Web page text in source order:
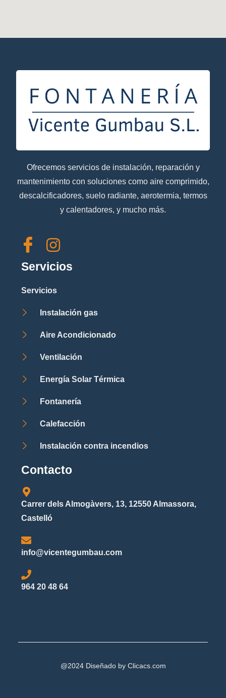
Ofrecemos servicios de instalación, reparación y
mantenimiento con soluciones como aire comprimido,
descalcificadores, suelo radiante, aerotermia, termos
y calentadores, y mucho más.
Servicios
Servicios
Instalación gas
Aire Acondicionado
Ventilación
Energía Solar Térmica
Fontanería
Calefacción
Instalación contra incendios
Contacto
Carrer dels Almogàvers, 13, 12550 Almassora,
Castelló
info@vicentegumbau.com
964 20 48 64
@2024 Diseñado by Clicacs.com